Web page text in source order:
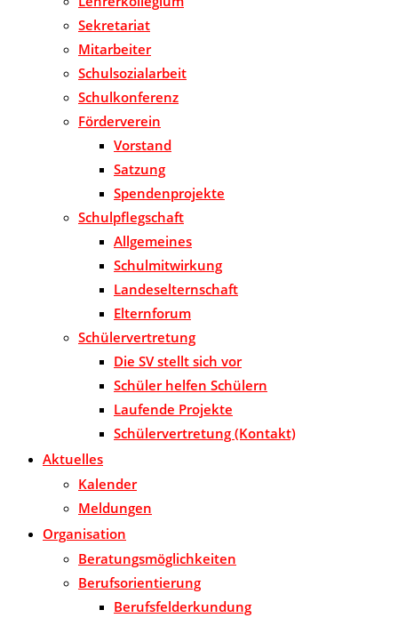
Sekretariat
Mitarbeiter
Schulsozialarbeit
Schulkonferenz
Förderverein
Vorstand
Satzung
Spendenprojekte
Schulpflegschaft
Allgemeines
Schulmitwirkung
Landeselternschaft
Elternforum
Schülervertretung
Die SV stellt sich vor
Schüler helfen Schülern
Laufende Projekte
Schülervertretung (Kontakt)
Aktuelles
Kalender
Meldungen
Organisation
Beratungsmöglichkeiten
Berufsorientierung
Berufsfelderkundung